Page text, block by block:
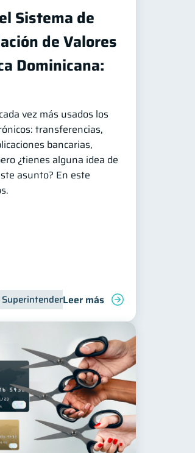
Control de deudas Finanzas personales
Sistema de
de Valores
Dominicana:
vez más usados los
transferencias,
bancarias,
¿tienes alguna idea de
asunto? En este
Superintendencia de Bancos
Leer más